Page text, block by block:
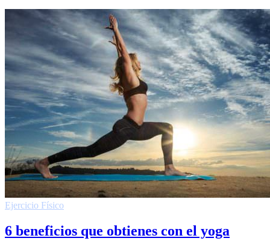
Ejercicio Fí­sico
6 beneficios que obtienes con el yoga